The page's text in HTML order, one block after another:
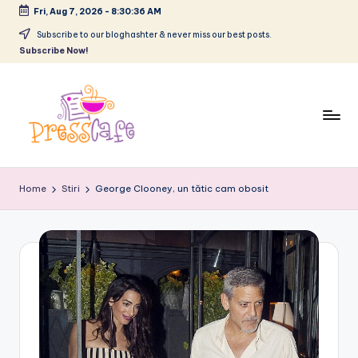
Skip
Fri, Aug 7, 2026 - 8:30:37 AM
Subscribe to our bloghashter & never miss our best posts.
Subscribe Now!
r
e
s
Home Stiri George Clooney, un tătic cam obosit